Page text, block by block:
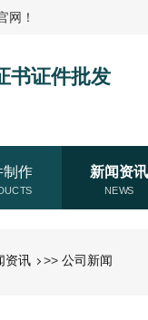
网！
书证件批发
制作 新闻资讯
资讯 >>公司新闻